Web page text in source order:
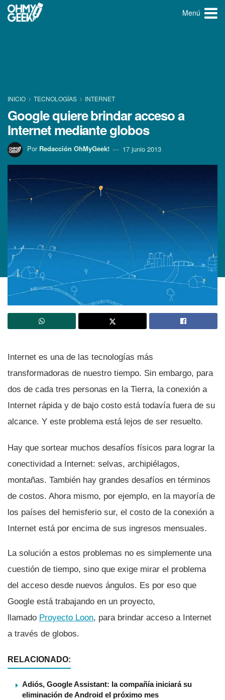
Menú
INICIO TECNOLOGÍ­AS INTERNET
Google quiere brindar acceso a
Internet mediante globos
Por Redacción OhMyGeek! 17 junio 2013
Internet es una de las tecnologí­as más
transformadoras de nuestro tiempo. Sin embargo, para
dos de cada tres personas en la Tierra, la conexión a
Internet rápida y de bajo costo está todaví­a fuera de su
alcance. Y este problema está lejos de ser resuelto.
Hay que sortear muchos desafí­os fí­sicos para lograr la
conectividad a Internet: selvas, archipiélagos,
montañas. También hay grandes desafí­os en términos
de costos. Ahora mismo, por ejemplo, en la mayorí­a de
los paí­ses del hemisferio sur, el costo de la conexión a
Internet está por encima de sus ingresos mensuales.
La solución a estos problemas no es simplemente una
cuestión de tiempo, sino que exige mirar el problema
del acceso desde nuevos ángulos. Es por eso que
Google está trabajando en un proyecto,
llamado Proyecto Loon, para brindar acceso a Internet
a través de globos.
RELACIONADO:
Adiós, Google Assistant: la compañía iniciará su
eliminación de Android el próximo mes